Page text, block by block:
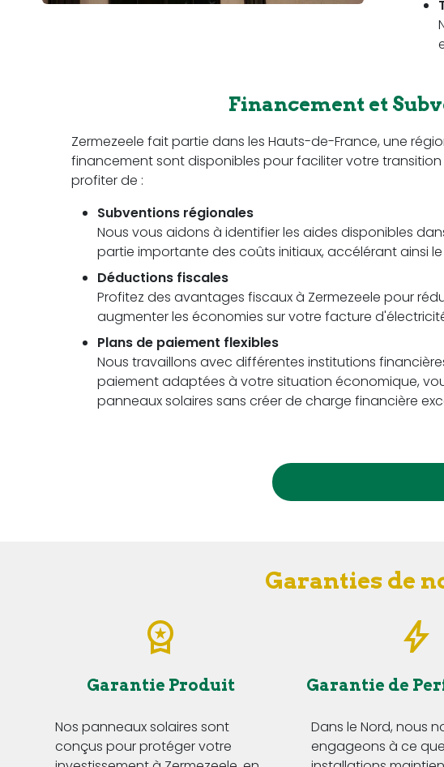
Financement et
Zermezeele fait partie dans les Hauts-de-France, une
financement sont disponibles pour faciliter votre transition
profiter de :
Subventions régionales
Nous vous aidons à identifier les aides disponibles
partie importante des coûts initiaux, accélérant ainsi
Déductions fiscales
Profitez des avantages fiscaux à Zermezeele pour
augmenter les économies sur votre facture
Plans de paiement flexibles
Nous travaillons avec différentes institutions
paiement adaptées à votre situation économique,
panneaux solaires sans créer de charge financière
Garanties de
Garantie Produit
Nos panneaux solaires sont
conçus pour protéger votre
Garantie de
Dans le Nord, nous
engageons à ce